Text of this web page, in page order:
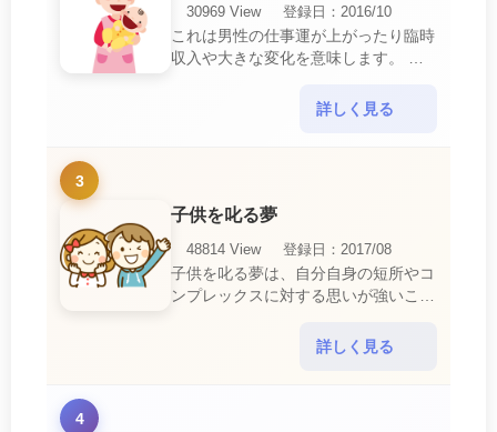
30969 View
登録日：2016/10
これは男性の仕事運が上がったり臨時
収入や大きな変化を意味します。 喜
ればあり得ない事が起きるのでビック
詳しく見る
3
子供を叱る夢
48814 View
登録日：2017/08
子供を叱る夢は、自分自身の短所やコ
ンプレックスに対する思いが強いこと
短所やコンプレックスを的確に認識し
詳しく見る
4